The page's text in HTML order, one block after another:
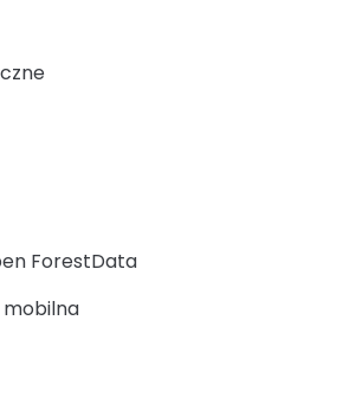
ForestData
mobilna